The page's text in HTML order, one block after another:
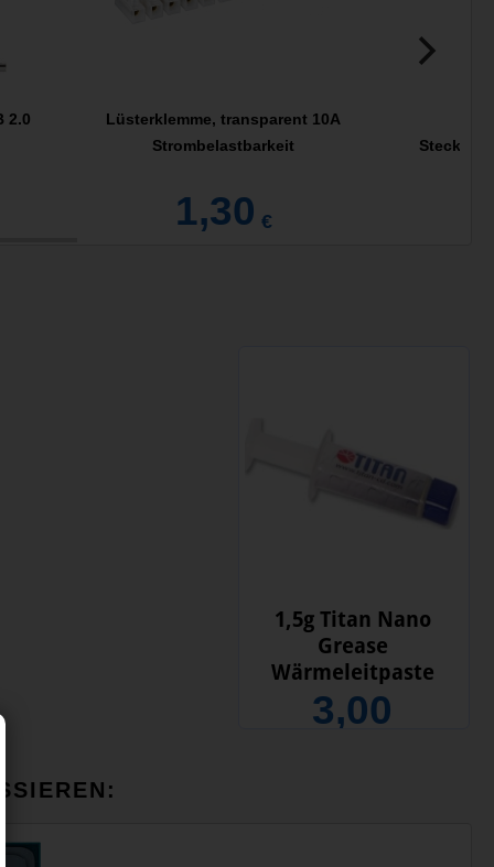
2.0
Lüsterklemme, transparent 10A
Strombelastbarkeit
1,30 €
1,5g Titan Nano
Grease
Wärmeleitpaste
3,00